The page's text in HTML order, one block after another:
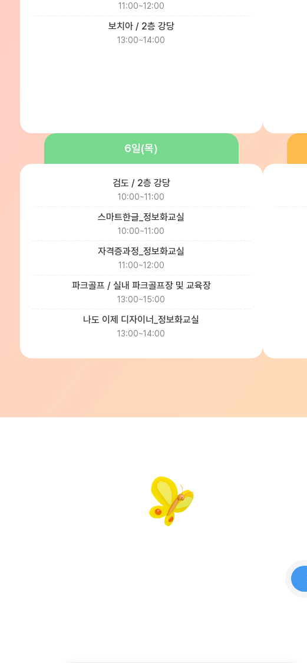
11:00~12:00
보치아 / 2층 강당
13:00~14:00
6일(목)
검도 / 2층 강당
10:00~11:00
스마트한글_정보화교실
10:00~11:00
자격증과정_정보화교실
11:00~12:00
파크골프 / 실내 파크골프장 및 교육장
13:00~15:00
나도 이제 디자이너_정보화교실
13:00~14:00